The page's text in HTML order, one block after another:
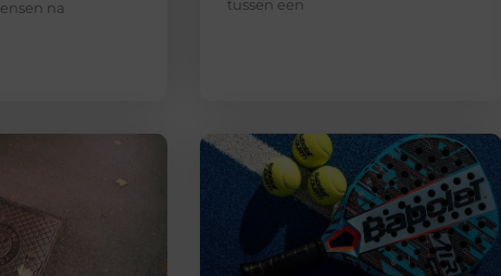
na
tussen een